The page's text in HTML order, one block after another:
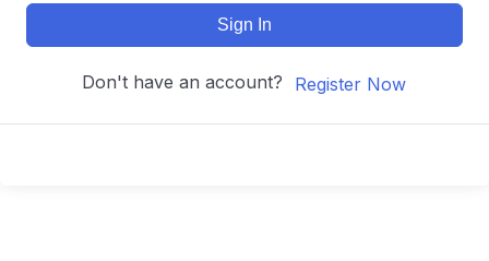
Sign In
Don't have an account? Register Now